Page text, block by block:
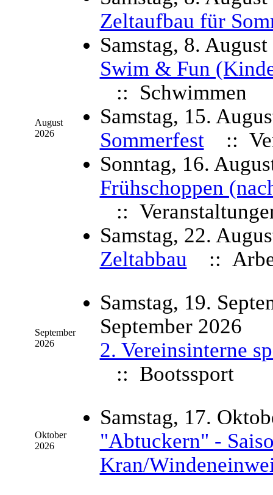
August
2026
Zeltaufbau für
Samstag, 8.
Swim & Fun
:: Schwimmen
Samstag, 15.
Sommerfest
::
Sonntag, 16.
Frühschoppen
::
Samstag, 22.
Zeltabbau
::
September
2026
Samstag, 19.
September 2026
2. Vereinsinterne
:: Bootssport
Oktober
2026
Samstag, 17.
"Abtuckern" -
Kran/